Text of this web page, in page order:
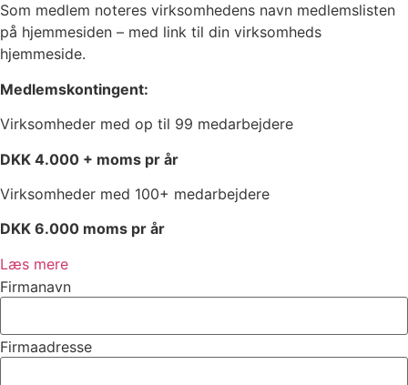
Som medlem noteres virksomhedens navn medlemslisten
på hjemmesiden – med link til din virksomheds
hjemmeside.
Medlemskontingent:
Virksomheder med op til 99 medarbejdere
DKK 4.000 + moms pr år
Virksomheder med 100+ medarbejdere
DKK 6.000 moms pr år
Læs mere
Firmanavn
Firmaadresse